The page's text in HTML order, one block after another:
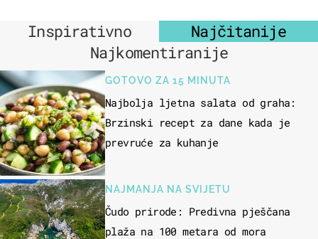
Inspirativno
Najčitanije
Najkomentiranije
GOTOVO ZA 15 MINUTA
Najbolja ljetna salata od graha:
Brzinski recept za dane kada je
prevruće za kuhanje
NAJMANJA NA SVIJETU
Čudo prirode: Predivna pješčana
plaža na 100 metara od mora